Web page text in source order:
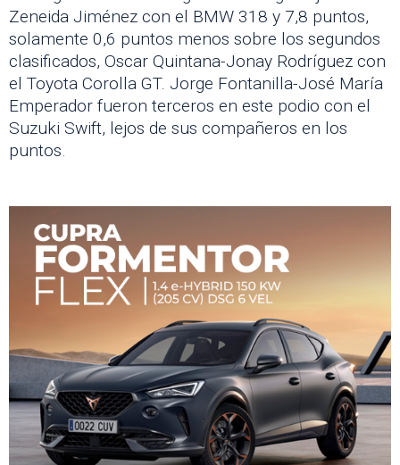
Zeneida Jiménez con el BMW 318 y 7,8 puntos,
solamente 0,6 puntos menos sobre los segundos
clasificados, Oscar Quintana-Jonay Rodríguez con
el Toyota Corolla GT. Jorge Fontanilla-José María
Emperador fueron terceros en este podio con el
Suzuki Swift, lejos de sus compañeros en los
puntos.